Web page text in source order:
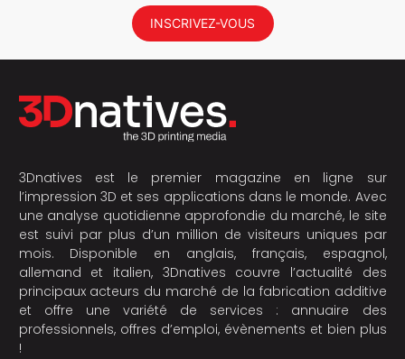
INSCRIVEZ-VOUS
3Dnatives est le premier magazine en ligne sur
l’impression 3D et ses applications dans le monde. Avec
une analyse quotidienne approfondie du marché, le site
est suivi par plus d’un million de visiteurs uniques par
mois. Disponible en anglais, français, espagnol,
allemand et italien, 3Dnatives couvre l’actualité des
principaux acteurs du marché de la fabrication additive
et offre une variété de services : annuaire des
professionnels, offres d’emploi, évènements et bien plus
!